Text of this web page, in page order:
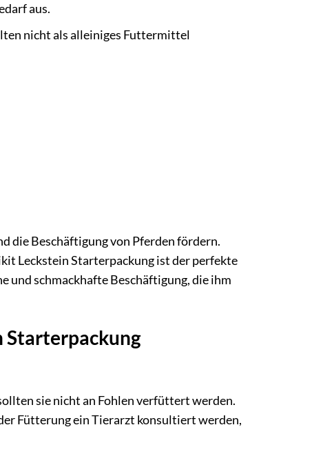
aus.
nicht als alleiniges Futtermittel
die Beschäftigung von Pferden fördern.
Leckstein Starterpackung ist der perfekte
und schmackhafte Beschäftigung, die ihm
Starterpackung
sie nicht an Fohlen verfüttert werden.
Fütterung ein Tierarzt konsultiert werden,